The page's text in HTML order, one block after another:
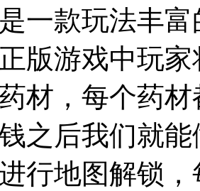
一款玩法丰
版游戏中玩
材，每个药
之后我们就
行地图解锁